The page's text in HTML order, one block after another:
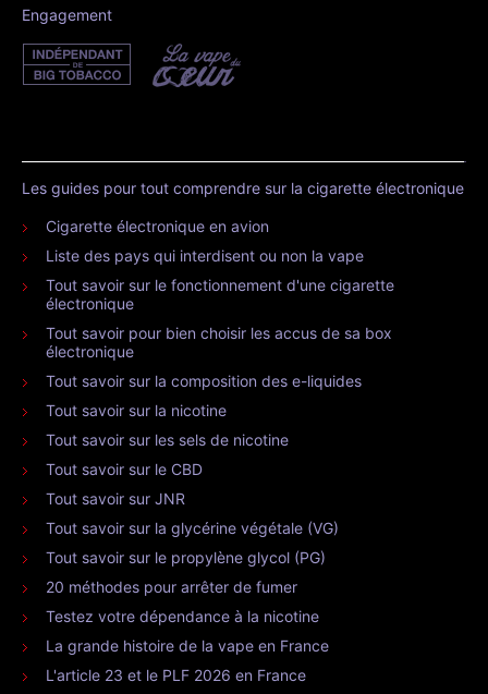
Engagement
Les guides pour tout comprendre sur la cigarette électronique
Cigarette électronique en avion
Liste des pays qui interdisent ou non la vape
Tout savoir sur le fonctionnement d'une cigarette
électronique
Tout savoir pour bien choisir les accus de sa box
électronique
Tout savoir sur la composition des e-liquides
Tout savoir sur la nicotine
Tout savoir sur les sels de nicotine
Tout savoir sur le CBD
Tout savoir sur JNR
Tout savoir sur la glycérine végétale (VG)
Tout savoir sur le propylène glycol (PG)
20 méthodes pour arrêter de fumer
Testez votre dépendance à la nicotine
La grande histoire de la vape en France
L'article 23 et le PLF 2026 en France